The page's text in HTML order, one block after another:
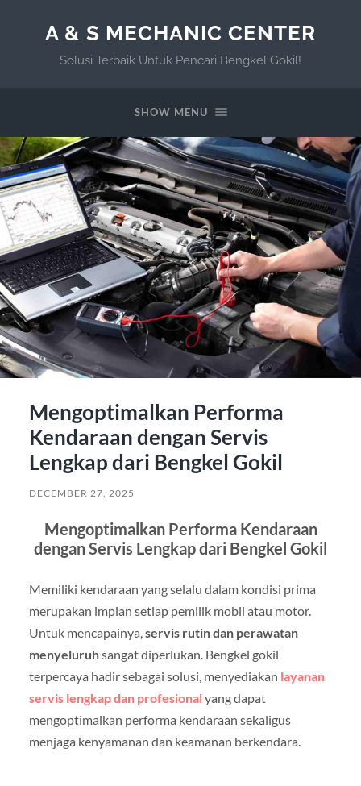
A & S MECHANIC CENTER
Solusi Terbaik Untuk Pencari Bengkel Gokil!
SHOW MENU
Mengoptimalkan Performa
Kendaraan dengan Servis
Lengkap dari Bengkel Gokil
DECEMBER 27, 2025
Mengoptimalkan Performa Kendaraan
dengan Servis Lengkap dari Bengkel Gokil
Memiliki kendaraan yang selalu dalam kondisi prima
merupakan impian setiap pemilik mobil atau motor.
Untuk mencapainya, servis rutin dan perawatan
menyeluruhsangat diperlukan. Bengkel gokil
terpercaya hadir sebagai solusi, menyediakan layanan
servis lengkap dan profesional yang dapat
mengoptimalkan performa kendaraan sekaligus
menjaga kenyamanan dan keamanan berkendara.